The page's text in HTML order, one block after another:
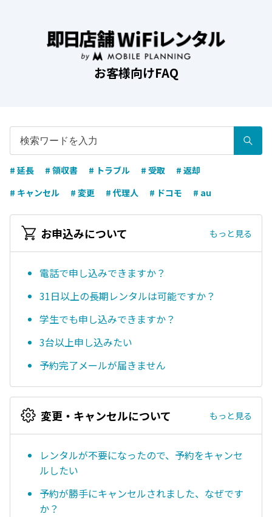
お客様向けFAQ
# 延長 # 領収書 # トラブル # 受取
# 返却
# キャンセル
# 変更 # 代理人 # ドコモ # au
お申込みについて もっと見る
電話で申し込みできますか？
31日以上の長期レンタルは可能ですか？
学生でも申し込みできますか？
3台以上申し込みたい
予約完了メールが届きません
変更・キャンセルについて もっと見る
レンタルが不要になったので、予約をキャンセ
ルしたい
予約が勝手にキャンセルされました、なぜです
か？